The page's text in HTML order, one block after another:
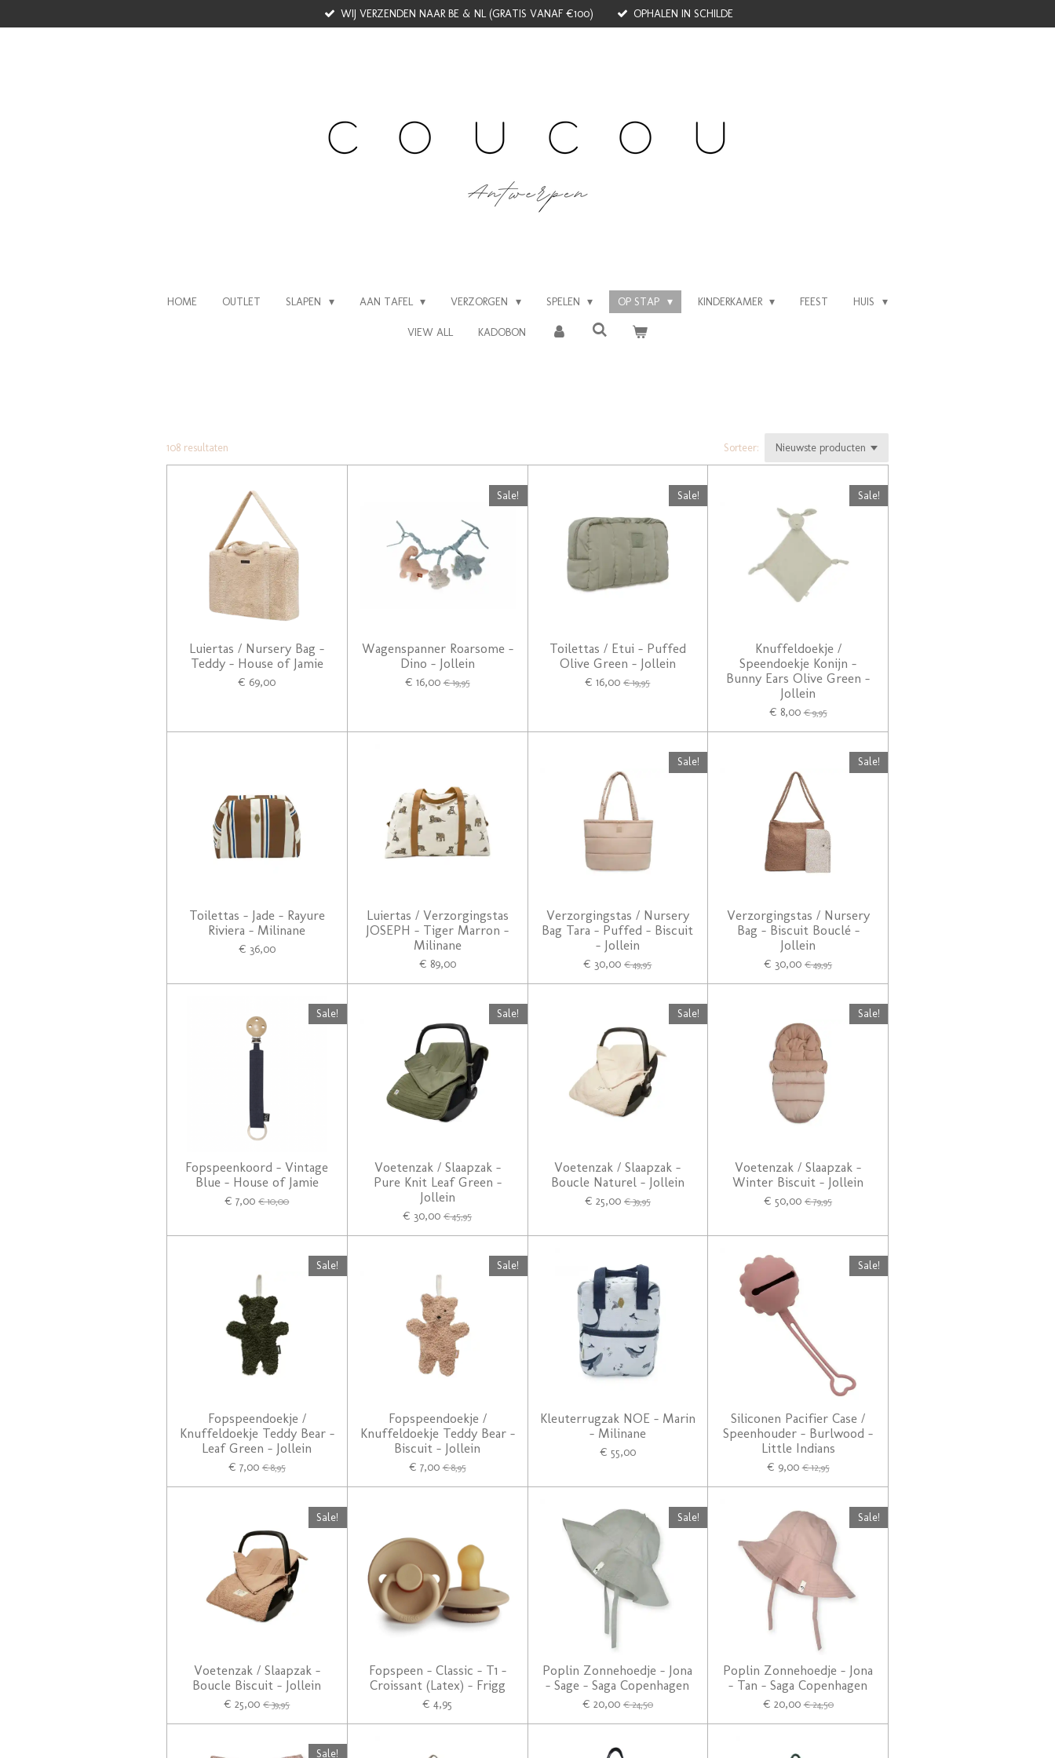
direct
WIJ VERZENDEN NAAR BE & NL (GRATIS VANAF €100) OPHALEN IN SCHILDE
HOME OUTLET SLAPEN AAN TAFEL VERZORGEN SPELEN OP STAP KINDERKAMER FEEST HUIS
VIEW ALL KADOBON
108 resultaten Sorteer:
Luiertas / Nursery Bag -
Teddy - House of Jamie
€ 69,00
Sale!
Wagenspanner Roarsome -
Dino - Jollein
€ 16,00 € 19,95
Sale!
Toilettas / Etui - Puffed
Olive Green - Jollein
€ 16,00 € 19,95
Sale!
Knuffeldoekje /
Speendoekje Konijn -
Bunny Ears Olive Green -
Jollein
€ 8,00 € 9,95
Toilettas - Jade - Rayure
Riviera - Milinane
€ 36,00
Luiertas / Verzorgingstas
JOSEPH - Tiger Marron -
Milinane
€ 89,00
Sale!
Verzorgingstas / Nursery
Bag Tara - Puffed - Biscuit
- Jollein
€ 30,00 € 49,95
Sale!
Verzorgingstas / Nursery
Bag - Biscuit Bouclé -
Jollein
€ 30,00 € 49,95
Sale!
Fopspeenkoord - Vintage
Blue - House of Jamie
€ 7,00 € 10,00
Sale!
Voetenzak / Slaapzak -
Pure Knit Leaf Green -
Jollein
€ 30,00 € 45,95
Sale!
Voetenzak / Slaapzak -
Boucle Naturel - Jollein
€ 25,00 € 39,95
Sale!
Voetenzak / Slaapzak -
Winter Biscuit - Jollein
€ 50,00 € 79,95
Sale!
Fopspeendoekje /
Knuffeldoekje Teddy Bear -
Leaf Green - Jollein
€ 7,00 € 8,95
Sale!
Fopspeendoekje /
Knuffeldoekje Teddy Bear -
Biscuit - Jollein
€ 7,00 € 8,95
Kleuterrugzak NOE - Marin
- Milinane
€ 55,00
Sale!
Siliconen Pacifier Case /
Speenhouder - Burlwood -
Little Indians
€ 9,00 € 12,95
Sale!
Voetenzak / Slaapzak -
Boucle Biscuit - Jollein
€ 25,00 € 39,95
Fopspeen - Classic - T1 -
Croissant (Latex) - Frigg
€ 4,95
Sale!
Poplin Zonnehoedje - Jona
- Sage - Saga Copenhagen
€ 20,00 € 24,50
Sale!
Poplin Zonnehoedje - Jona
- Tan - Saga Copenhagen
€ 20,00 € 24,50
Sale!